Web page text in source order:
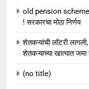
old pension scheme
! सरकारचा मोठा निर्णय
शेतकऱ्यांची लॉटरी
शेतकऱ्याच्या खात्यात जमा
(no title)